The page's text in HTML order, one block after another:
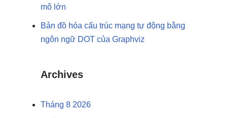
mô lớn
Bản đồ hóa cấu trúc mạng tự động bằng
ngôn ngữ DOT của Graphviz
Archives
Tháng 8 2026